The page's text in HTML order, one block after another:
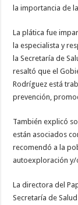
la importancia de
La plática fue
la especialista y
la Secretaría de
resaltó que el
Rodríguez está
prevención,
También explicó
están asociados
recomendó a la
autoexploración
La directora del
Secretaría de